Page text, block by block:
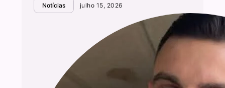
Notícias julho 15, 2026